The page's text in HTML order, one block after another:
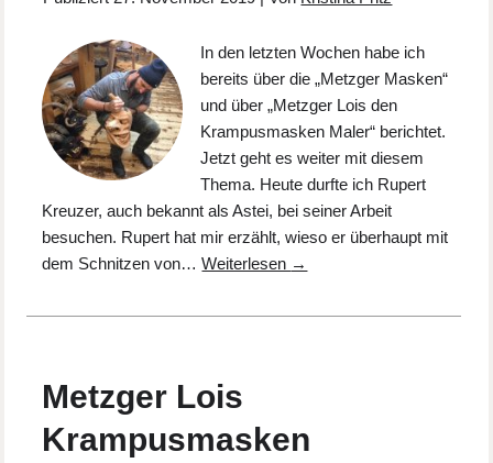
In den letzten Wochen habe ich
bereits über die „Metzger Masken“
und über „Metzger Lois den
Krampusmasken Maler“ berichtet.
Jetzt geht es weiter mit diesem
Thema. Heute durfte ich Rupert
Kreuzer, auch bekannt als Astei, bei seiner Arbeit
besuchen. Rupert hat mir erzählt, wieso er überhaupt mit
dem Schnitzen von…Weiterlesen →
Metzger Lois
Krampusmasken